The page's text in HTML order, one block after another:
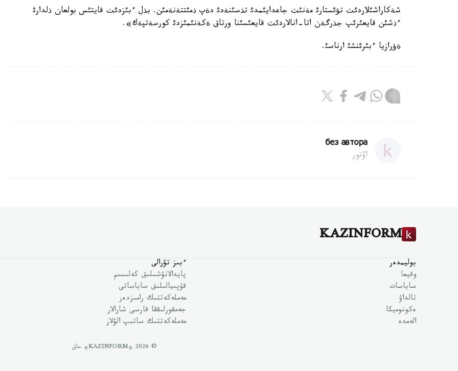
شةكاراشئلاردئث تؤئستارئ مةنئث جاعدايئمدئ تذسئنةدئ دةپ ذمئتتةنةمئن. بذل ءبئزدئث قايتئس بولعان ذلدارئ
ءذشئن قايعئرئپ جذرگةن اتا-انالاردئث قايعئسئنا ورتاق ةكةنئمئزدئ كورسةتپةك».
ةؤرازيا ءبئرئنشئ ارناسئ.
без автора
اۆتور
KAZINFORM
بوليمدەر
وقيعا
ساياسات
تالداۋ
ەكونوميكا
الەمدە
ءبىز تۋرالى
پايدالانۋشىلىق كەلىسىم
قۇپىيالىلىق ساياساتى
مەملەكەتتىك رامىزدەر
جەمقورلىققا قارسى شارالار
مەملەكەتتىك ساتىپ الۋلار
© 2026 «KAZINFORM» حاق